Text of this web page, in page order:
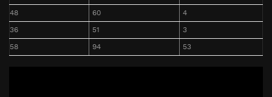
48
60
4
36
51
3
58
94 53